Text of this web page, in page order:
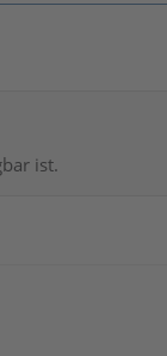
ist.